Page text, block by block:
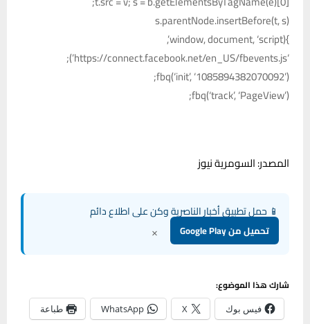
s.parentNode.insertBefore(t, s)
}(window, document, ‘script’,
‘https://connect.facebook.net/en_US/fbevents.js’);
fbq(‘init’, ‘1085894382070092’);
fbq(‘track’, ‘PageView’);
المصدر: السومرية نيوز
📱 حمل تطبيق أخبار الناصرية وكن على اطلاع دائم
تحميل من Google Play ×
شارك هذا الموضوع:
فيس بوك X
WhatsApp طباعة